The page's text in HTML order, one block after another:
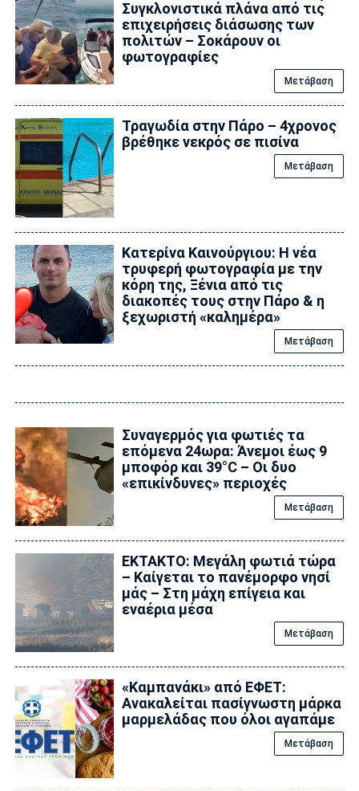
Συγκλονιστικά πλάνα από τις
επιχειρήσεις διάσωσης των
πολιτών – Σοκάρουν οι
φωτογραφίες
Μετάβαση
Τραγωδία στην Πάρο – 4χρονος
βρέθηκε νεκρός σε πισίνα
Μετάβαση
Κατερίνα Καινούργιου: Η νέα
τρυφερή φωτογραφία με την
κόρη της, Ξένια από τις
διακοπές τους στην Πάρο & η
ξεχωριστή «καλημέρα»
Μετάβαση
Συναγερμός για φωτιές τα
επόμενα 24ωρα: Άνεμοι έως 9
μποφόρ και 39°C – Οι δυο
«επικίνδυνες» περιοχές
Μετάβαση
ΕΚΤΑΚΤΟ: Μεγάλη φωτιά τώρα
– Καίγεται το πανέμορφο νησί
μάς – Στη μάχη επίγεια και
εναέρια μέσα
Μετάβαση
«Καμπανάκι» από ΕΦΕΤ:
Ανακαλείται πασίγνωστη μάρκα
μαρμελάδας που όλοι αγαπάμε
Μετάβαση